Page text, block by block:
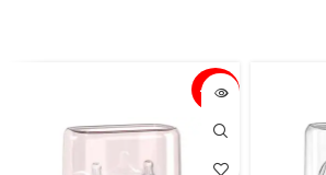
15%-